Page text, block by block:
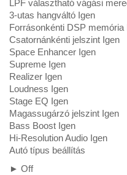
LPF választható vágási
3-utas hangváltó Igen
Forrásonkénti DSP memória
Csatornánkénti jelszint Igen
Space Enhancer Igen
Supreme Igen
Realizer Igen
Loudness Igen
Stage EQ Igen
Magassugárzó jelszint Igen
Bass Boost Igen
Hi-Resolution Audio Igen
Autó típus beállítás
► Off